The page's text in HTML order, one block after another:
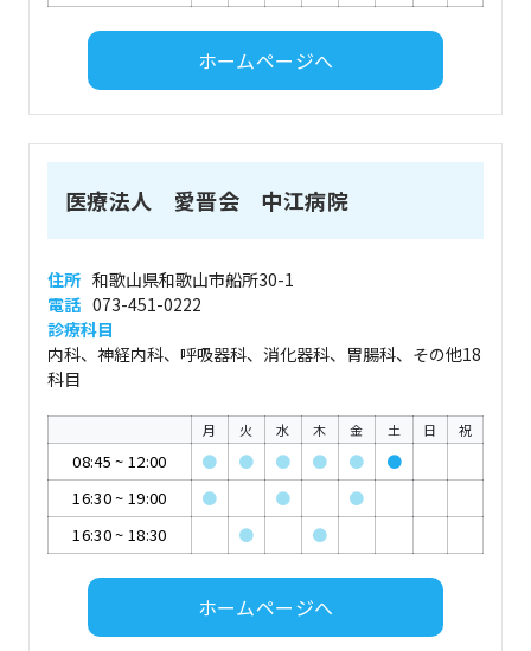
ホームページへ
医療法人 愛晋会 中江病院
住所 和歌山県和歌山市船所30-1
電話 073-451-0222
診療科目
内科、神経内科、呼吸器科、消化器科、胃腸科、その他18
科目
月 火 水 木 金 土 日 祝
08:45 ~ 12:00 ● ● ● ● ●
●
16:30~ 19:00 ● ●
●
16:30~ 18:30 ● ●
ホームページへ